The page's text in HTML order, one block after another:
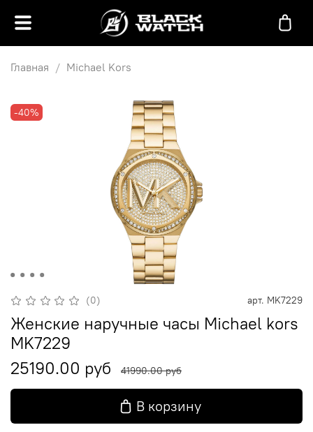
Главная Michael Kors
-40%
(0) арт. MK7229
Женские наручные часы Michael kors
MK7229
25190.00 руб
41990.00 руб
В корзину